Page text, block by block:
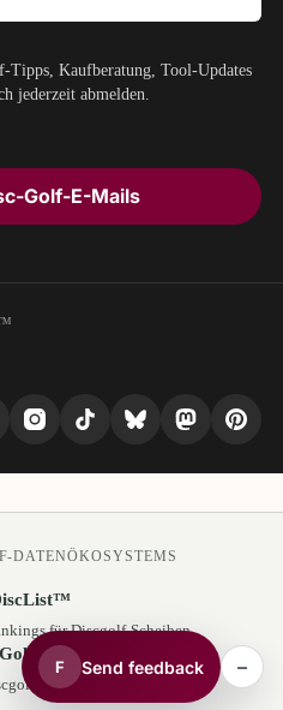
Kaufberatung, Tool-Updates
jederzeit abmelden.
Golf-E-Mails
F Send feedback –
DATENÖKOSYSTEMS
für Discgolf-Scheiben
Kursdaten